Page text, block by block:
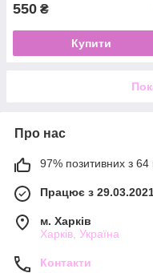
550 ₴
Купити
Про нас
97% позитивних з 64
Працює з
м. Харків
Харків, Україна
Контакти